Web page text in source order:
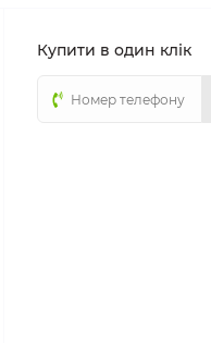
Купити в один клік